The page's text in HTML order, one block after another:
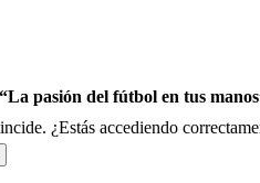
pasión del fútbol en tus
¿Estás accediendo